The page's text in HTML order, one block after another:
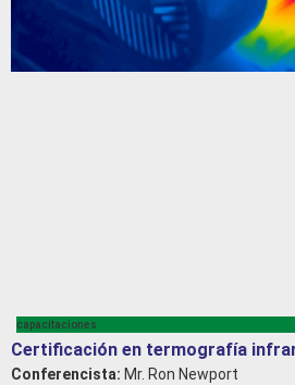
capacitaciones
Certificación en termografía
Conferencista: Mr. Ron Newport